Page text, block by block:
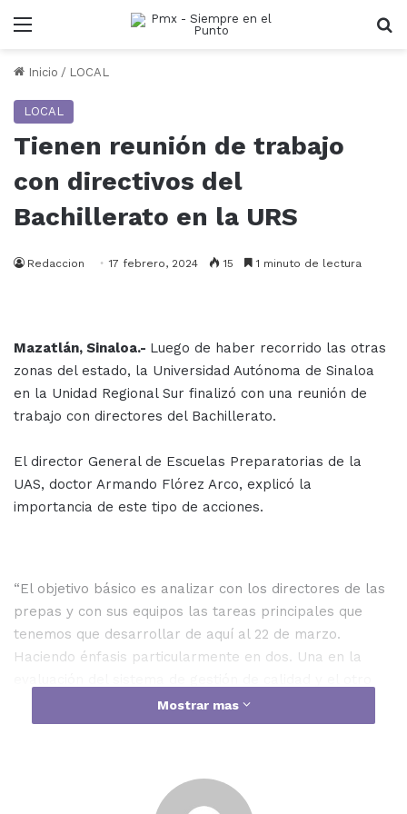
Menu
Inicio / LOCAL
LOCAL
Tienen reunión de trabajo
con directivos del
Bachillerato en la URS
Redaccion 17 febrero, 2024 15 1 minuto de lectura
Mazatlán, Sinaloa.- Luego de haber recorrido las otras
zonas del estado, la Universidad Autónoma de Sinaloa
en la Unidad Regional Sur finalizó con una reunión de
trabajo con directores del Bachillerato.
El director General de Escuelas Preparatorias de la
UAS, doctor Armando Flórez Arco, explicó la
importancia de este tipo de acciones.
“El objetivo básico es analizar con los directores de las
prepas y con sus equipos las tareas principales que
tenemos que desarrollar de aquí al 22 de marzo.
Haciendo énfasis particularmente en dos. Una en la
aspecto central son las actividades de formación y
actualización docente que aseguran para el ciclo
Mostrar mas